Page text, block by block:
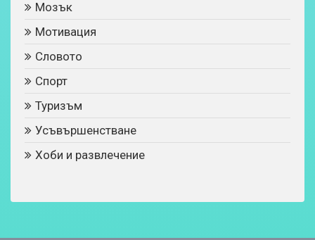
Мозък
Мотивация
Словото
Спорт
Туризъм
Усъвършенстване
Хоби и развлечение